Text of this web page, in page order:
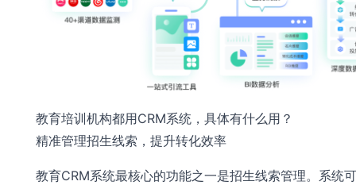
教育培训机构都用CRM系统，具体有什么用？
精准管理招生线索，提升转化效率
教育CRM系统最核心的功能之一是招生线索管理。系统